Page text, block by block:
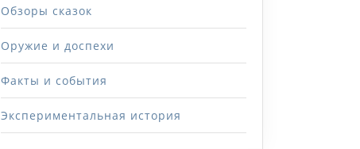
Обзоры сказок
Оружие и доспехи
Факты и события
Экспериментальная история